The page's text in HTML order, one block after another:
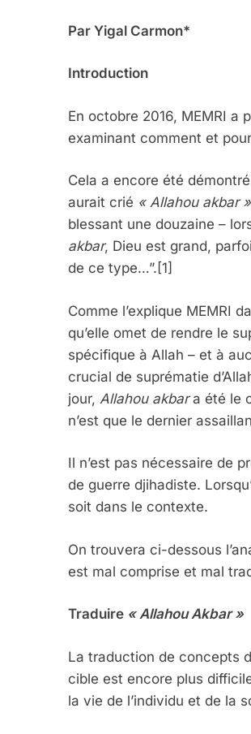
Par Yigal Carmon*
Introduction
En octobre 2016, MEMRI a
examinant comment et
Cela a encore été
aurait crié « Allahou akbar »
blessant une douzaine –
akbar, Dieu est grand,
de ce type…”.[1]
Comme l’explique MEMRI
qu’elle omet de rendre le
spécifique à Allah – et à
crucial de suprématie
jour, Allahou akbara été le
n’est que le dernier
Il n’est pas nécessaire de
de guerre djihadiste.
soit dans le contexte.
On trouvera ci-dessous
est mal comprise et mal
Traduire « Allahou Akbar »
La traduction de concepts
cible est encore plus
la vie de l’individu et de la